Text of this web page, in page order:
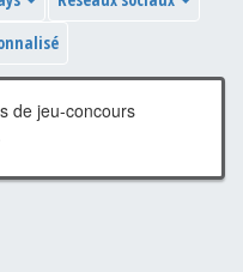
de jeu-concours